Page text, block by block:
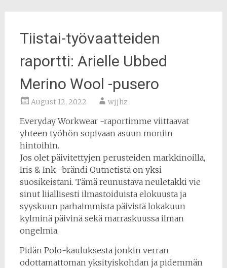
Tiistai-työvaatteiden
raportti: Arielle Ubbed
Merino Wool -pusero
August 12, 2022 wjjhz
Everyday Workwear -raportimme viittaavat
yhteen työhön sopivaan asuun moniin
hintoihin.
Jos olet päivitettyjen perusteiden markkinoilla,
Iris & Ink -brändi Outnetistä on yksi
suosikeistani. Tämä reunustava neuletakki vie
sinut liiallisesti ilmastoiduista elokuusta ja
syyskuun parhaimmista päivistä lokakuun
kylminä päivinä sekä marraskuussa ilman
ongelmia.
Pidän Polo-kauluksesta jonkin verran
odottamattoman yksityiskohdan ja pidemmän